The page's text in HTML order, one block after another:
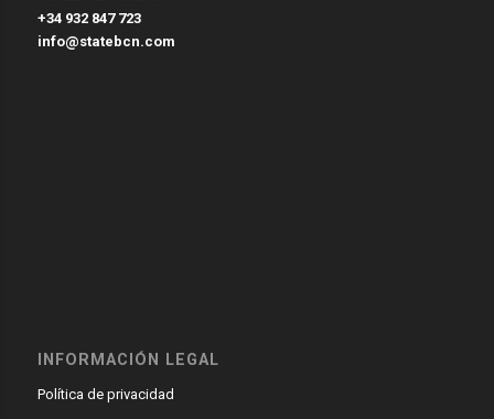
+34 932 847 723
info@statebcn.com
INFORMACIÓN LEGAL
Política de privacidad